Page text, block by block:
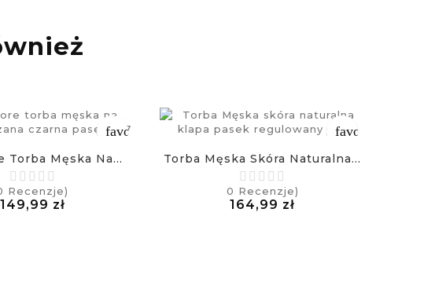
favorite_border
Torba Męska Na...
Recenzje)
149,99 złCena
favorite_border
Torba Męska Skóra Naturalna...
0 Recenzje)
164,99 zł